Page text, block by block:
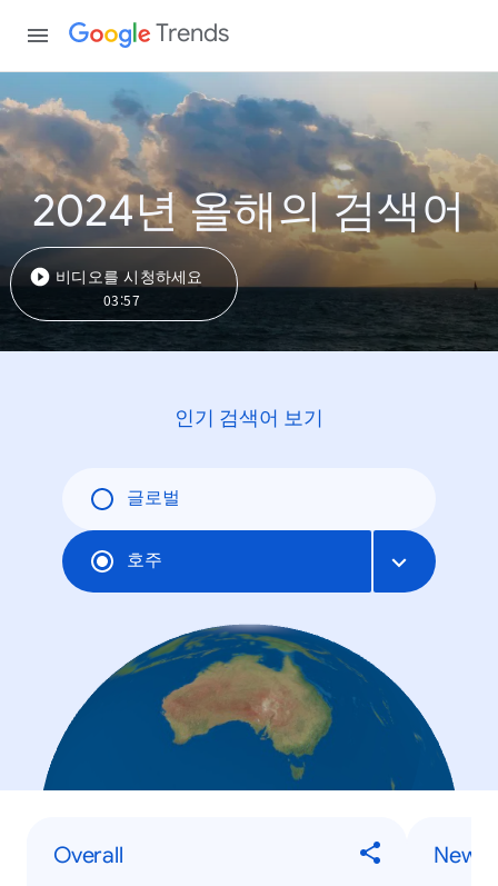
Trends
2024년 올해의 검색어
비디오를 시청하세요
03:57
인기 검색어 보기
글로벌
호주
Overall
News